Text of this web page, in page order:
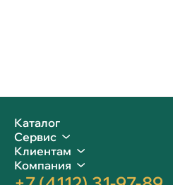
Каталог
Сервис
Клиентам
Компания